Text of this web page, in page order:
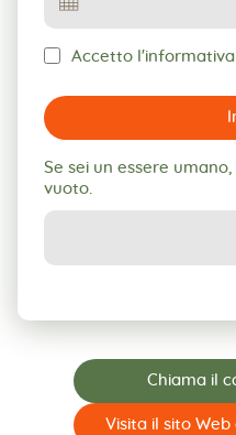
Accetto l'informativa
Se sei un essere
vuoto.
Chiama il
Visita il sito